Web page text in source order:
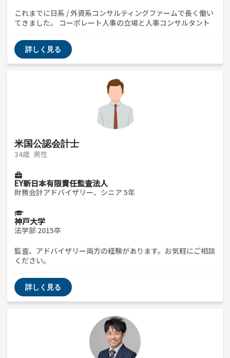
これまでに日系 / 外資系コンサルティングファームで長く働い
てきました。 コーポレート人事の立場と人事コンサルタント
す。コーポレート人事も担当していましたので、採用全般に関
することもいろいろアドバイス出来ると思います。お気軽にご
連絡ください。
詳しく見る
米国公認会計士
34歳 男性
EY新日本有限責任監査法人
財務会計アドバイザリー、シニア 5年
神戸大学
法学部 2015卒
監査、アドバイザリー両方の経験があります。お気軽にご相談
ください。
詳しく見る